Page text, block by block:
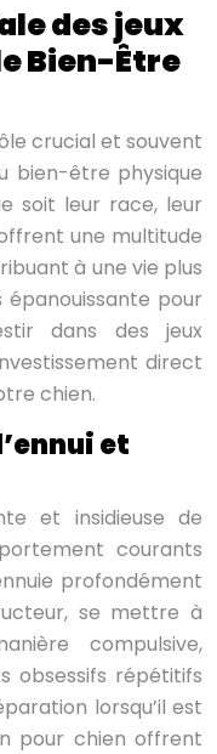
des jeux
Bien-Être
crucial et souvent
bien-être physique
soit leur race, leur
une multitude
à une vie plus
épanouissante pour
dans des jeux
direct
chien.
et
et insidieuse de
courants
profondément
se mettre à
compulsive,
obsessifs répétitifs
lorsqu’il est
pour chien offrent